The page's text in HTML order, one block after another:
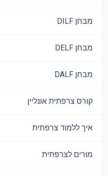
מבחן DILF
מבחן DELF
מבחן DALF
קורס צרפתית אונליין
איך ללמוד צרפתית
מורים לצרפתית